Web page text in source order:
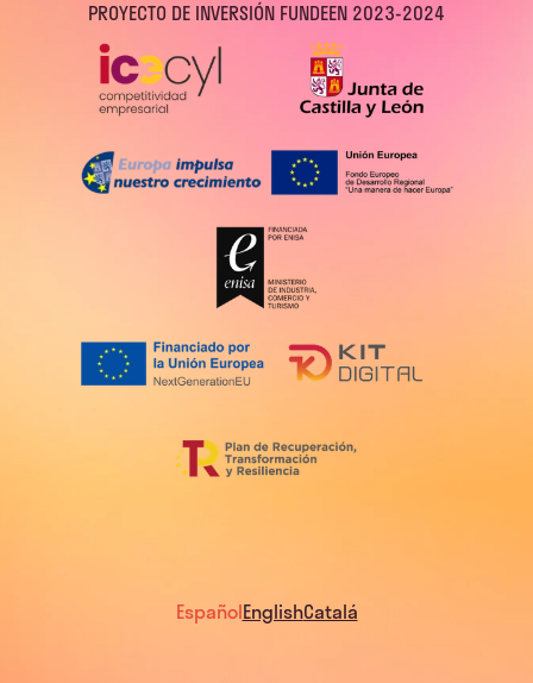
PROYECTO DE INVERSIÓN FUNDEEN 2023-2024
EspañolEnglishCatalá